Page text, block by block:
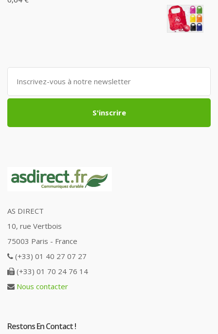
S'inscrire
AS DIRECT
10, rue Vertbois
75003 Paris - France
(+33) 01 40 27 07 27
(+33) 01 70 24 76 14
Nous contacter
Restons En Contact !